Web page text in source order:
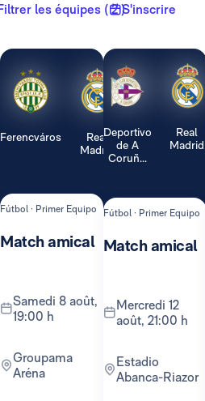
les équipes ( 2 )S'inscrire
Ferencváros
Real
Madrid
Fútbol · Primer Equipo
Match amical
samedi 8 août,
19:00 h
Groupama
Aréna
Deportivo
de A
Coruñ...
Real
Madrid
Fútbol · Primer Equipo
Match amical
mercredi 12
août, 21:00 h
Estadio
Abanca-Riazor